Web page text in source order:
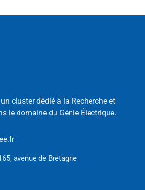
cluster dédié à la Recherche et
le domaine du Génie Électrique.
avenue de Bretagne